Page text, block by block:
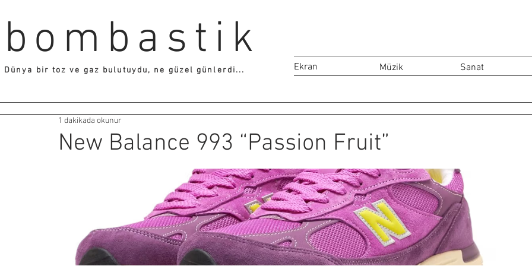
bombastik
Dünya bir toz ve gaz bulutuydu, ne güzel günlerdi... Ekran Müzik Sanat
New Balance 993 “Passion Fruit”
1 dakikada okunur